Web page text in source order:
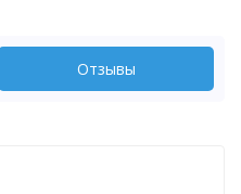
Отзывы